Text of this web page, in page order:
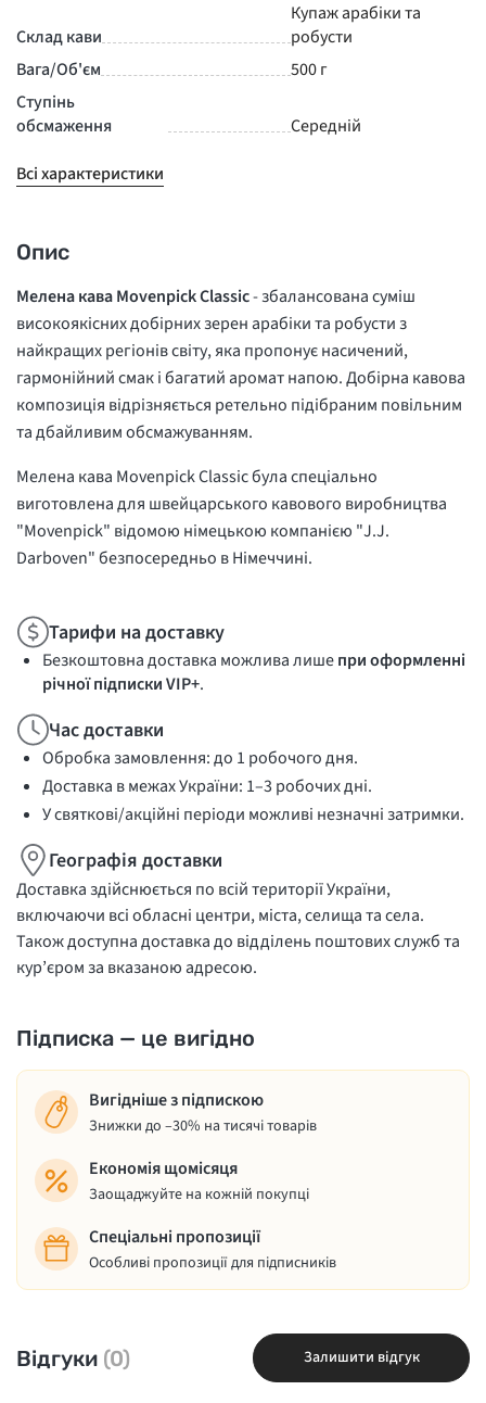
Склад кави
Купаж арабіки та
робусти
Вага/Об'єм
500 г
Ступінь
обсмаження
Середній
Всі характеристики
Опис
Мелена кава Movenpick Classic- збалансована суміш
високоякісних добірних зерен арабіки та робусти з
найкращих регіонів світу, яка пропонує насичений,
гармонійний смак і багатий аромат напою. Добірна кавова
композиція відрізняється ретельно підібраним повільним
та дбайливим обсмажуванням.
Мелена кава Movenpick Classic була спеціально
виготовлена для швейцарського кавового виробництва
"Movenpick" відомою німецькою компанією "J.J.
Darboven" безпосередньо в Німеччині.
Тарифи на доставку
Безкоштовна доставка можлива лишепри оформленні
річної підписки VIP+.
Час доставки
Обробка замовлення: до 1 робочого дня.
Доставка в межах України: 1–3 робочих дні.
У святкові/акційні періоди можливі незначні затримки.
Географія доставки
Доставка здійснюється по всій території України,
включаючи всі обласні центри, міста, селища та села.
Також доступна доставка до відділень поштових служб та
кур’єром за вказаною адресою.
Підписка — це вигідно
Вигідніше з підпискою
Знижки до –30% на тисячі товарів
Економія щомісяця
Заощаджуйте на кожній покупці
Спеціальні пропозиції
Особливі пропозиції для підписників
Відгуки (0) Залишити відгук